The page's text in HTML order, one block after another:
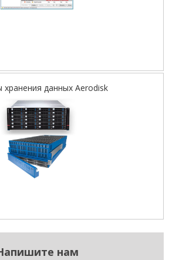
хранения данных Aerodisk
нам